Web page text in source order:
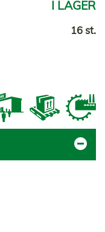
I LAGER
16 st.